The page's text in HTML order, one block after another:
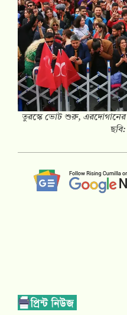
তুরস্কে ভোট শুরু, এরদোগানের